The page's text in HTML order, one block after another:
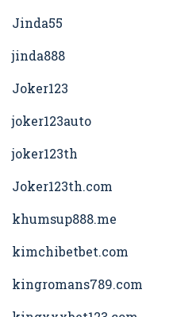
Jinda55
jinda888
Joker123
joker123auto
joker123th
Joker123th.com
khumsup888.me
kimchibetbet.com
kingromans789.com